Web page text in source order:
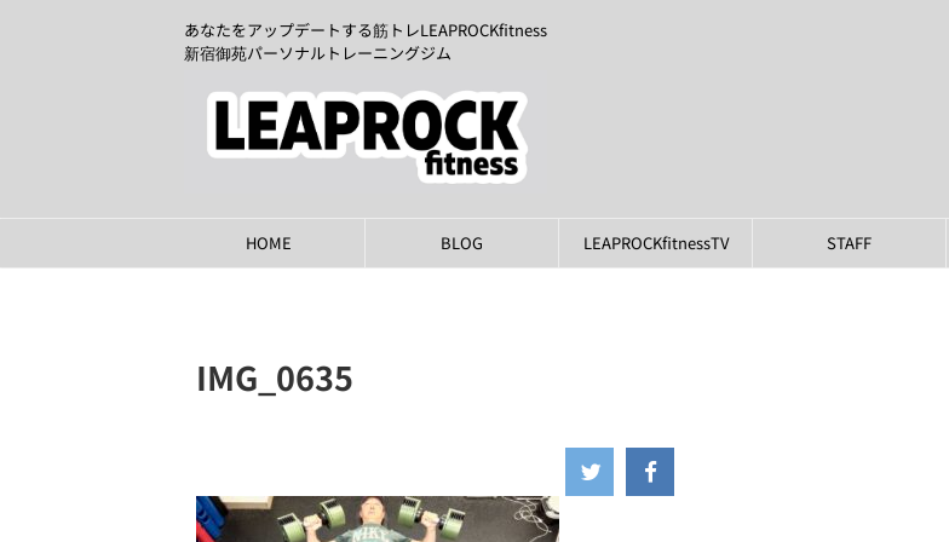
あなたをアップデートする筋トレLEAPROCKfitness
新宿御苑パーソナルトレーニングジム
HOME BLOG LEAPROCKfitnessTV STAFF
IMG_0635